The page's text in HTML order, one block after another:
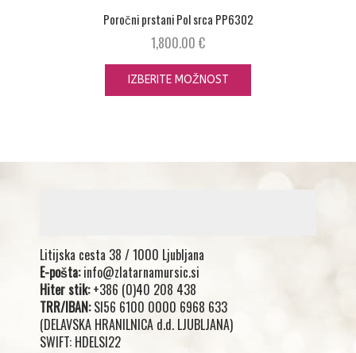
Poročni prstani Pol srca PP6302
1,800.00 €
IZBERITE MOŽNOST
Litijska cesta 38 / 1000 Ljubljana
E-pošta:info@zlatarnamursic.si
Hiter stik:+386 (0)40 208 438
TRR/IBAN:SI56 6100 0000 6968 633
(DELAVSKA HRANILNICA d.d. LJUBLJANA)
SWIFT: HDELSI22